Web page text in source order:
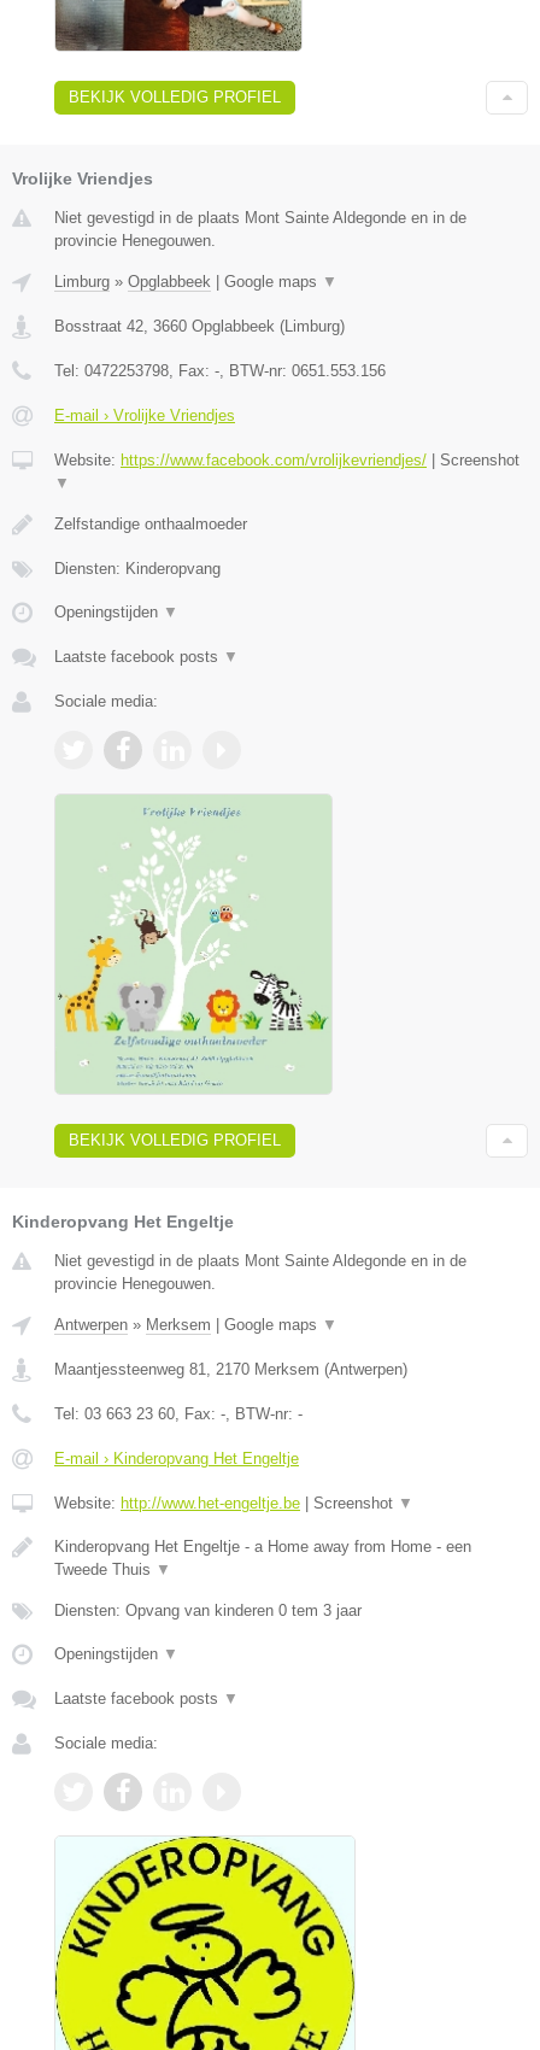
BEKIJK VOLLEDIG PROFIEL
Vrolijke Vriendjes
Niet gevestigd in de plaats Mont Sainte Aldegonde en in de
provincie Henegouwen.
Limburg » Opglabbeek Google maps ▼
Bosstraat 42, 3660 Opglabbeek (Limburg)
Tel: 0472253798, Fax: -, BTW-nr: 0651.553.156
E-mail › Vrolijke Vriendjes
Website: https://www.facebook.com/vrolijkevriendjes/
Screenshot
▼
Zelfstandige onthaalmoeder
Diensten: Kinderopvang
Openingstijden ▼
Laatste facebook posts ▼
Sociale media:
BEKIJK VOLLEDIG PROFIEL
Kinderopvang Het Engeltje
Niet gevestigd in de plaats Mont Sainte Aldegonde en in de
provincie Henegouwen.
Antwerpen » Merksem Google maps ▼
Maantjessteenweg 81, 2170 Merksem (Antwerpen)
Tel: 03 663 23 60, Fax: -, BTW-nr: -
E-mail › Kinderopvang Het Engeltje
Website: http://www.het-engeltje.be Screenshot ▼
Kinderopvang Het Engeltje - a Home away from Home - een
Tweede Thuis ▼
Diensten: Opvang van kinderen 0 tem 3 jaar
Openingstijden ▼
Laatste facebook posts ▼
Sociale media: